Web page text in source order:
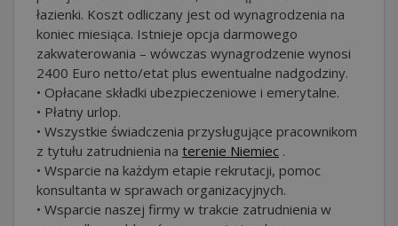
łazienki. Koszt odliczany jest od wynagrodzenia na
koniec miesiąca. Istnieje opcja darmowego
zakwaterowania – wówczas wynagrodzenie wynosi
2400 Euro netto/etat plus ewentualne nadgodziny.
• Opłacane składki ubezpieczeniowe i emerytalne.
• Płatny urlop.
• Wszystkie świadczenia przysługujące pracownikom
z tytułu zatrudnienia na terenie Niemiec .
• Wsparcie na każdym etapie rekrutacji, pomoc
konsultanta w sprawach organizacyjnych.
• Wsparcie naszej firmy w trakcie zatrudnienia w